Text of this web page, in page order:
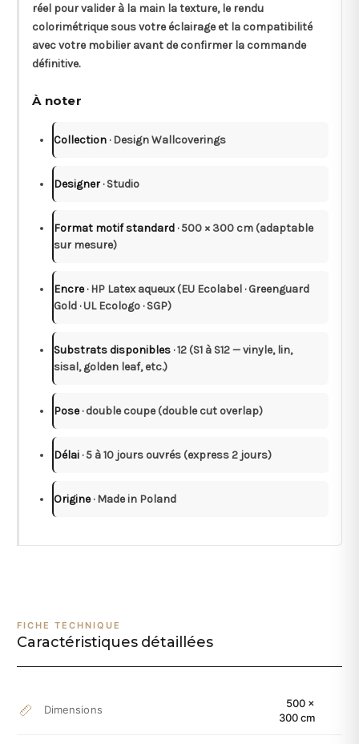
réel pour valider à la main la texture, le rendu
colorimétrique sous votre éclairage et la compatibilité
avec votre mobilier avant de confirmer la commande
définitive.
À noter
Collection · Design Wallcoverings
Designer · Studio
Format motif standard · 500 × 300 cm (adaptable
sur mesure)
Encre· HP Latex aqueux (EU Ecolabel · Greenguard
Gold · UL Ecologo · SGP)
Substrats disponibles · 12 (S1 à S12 — vinyle, lin,
sisal, golden leaf, etc.)
Pose· double coupe (double cut overlap)
Délai · 5 à 10 jours ouvrés (express 2 jours)
Origine· Made in Poland
FICHE TECHNIQUE
Caractéristiques détaillées
Dimensions
500 ×
300 cm